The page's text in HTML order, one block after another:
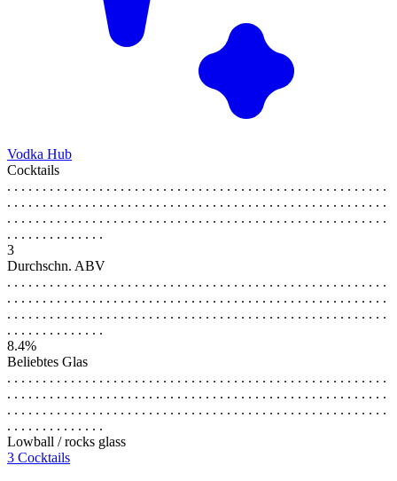
Vodka Hub
Cocktails
. . . . . . . . . . . . . . . . . . . . . . . . . . . . . . . . . . . . . . . . . . . . . . . . . . . . . .
. . . . . . . . . . . . . . . . . . . . . . . . . . . . . . . . . . . . . . . . . . . . . . . . . . . . . .
. . . . . . . . . . . . . . . . . . . . . . . . . . . . . . . . . . . . . . . . . . . . . . . . . . . . . .
. . . . . . . . . . . . . .
3
Durchschn. ABV
. . . . . . . . . . . . . . . . . . . . . . . . . . . . . . . . . . . . . . . . . . . . . . . . . . . . . .
. . . . . . . . . . . . . . . . . . . . . . . . . . . . . . . . . . . . . . . . . . . . . . . . . . . . . .
. . . . . . . . . . . . . . . . . . . . . . . . . . . . . . . . . . . . . . . . . . . . . . . . . . . . . .
. . . . . . . . . . . . . .
8.4%
Beliebtes Glas
. . . . . . . . . . . . . . . . . . . . . . . . . . . . . . . . . . . . . . . . . . . . . . . . . . . . . .
. . . . . . . . . . . . . . . . . . . . . . . . . . . . . . . . . . . . . . . . . . . . . . . . . . . . . .
. . . . . . . . . . . . . . . . . . . . . . . . . . . . . . . . . . . . . . . . . . . . . . . . . . . . . .
. . . . . . . . . . . . . .
Lowball / rocks glass
3 Cocktails